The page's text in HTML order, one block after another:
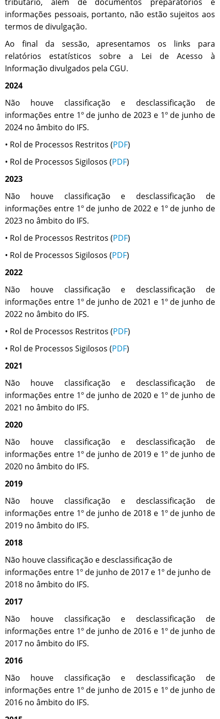
informações pessoais, portanto, não estão sujeitos aos
termos de divulgação.
Ao final da sessão, apresentamos os links para
relatórios estatísticos sobre a Lei de Acesso à
Informação divulgados pela CGU.
2024
Não houve classificação e desclassificação de
informações entre 1º de junho de 2023 e 1º de junho de
2024 no âmbito do IFS.
• Rol de Processos Restritos (PDF)
• Rol de Processos Sigilosos (PDF)
2023
Não houve classificação e desclassificação de
informações entre 1º de junho de 2022 e 1º de junho de
2023 no âmbito do IFS.
• Rol de Processos Restritos (PDF)
• Rol de Processos Sigilosos (PDF)
2022
Não houve classificação e desclassificação de
informações entre 1º de junho de 2021 e 1º de junho de
2022 no âmbito do IFS.
• Rol de Processos Restritos (PDF)
• Rol de Processos Sigilosos (PDF)
2021
Não houve classificação e desclassificação de
informações entre 1º de junho de 2020 e 1º de junho de
2021 no âmbito do IFS.
2020
Não houve classificação e desclassificação de
informações entre 1º de junho de 2019 e 1º de junho de
2020 no âmbito do IFS.
2019
Não houve classificação e desclassificação de
informações entre 1º de junho de 2018 e 1º de junho de
2019 no âmbito do IFS.
2018
Não houve classificação e desclassificação de
informações entre 1º de junho de 2017 e 1º de junho de
2018 no âmbito do IFS.
2017
Não houve classificação e desclassificação de
informações entre 1º de junho de 2016 e 1º de junho de
2017 no âmbito do IFS.
2016
Não houve classificação e desclassificação de
informações entre 1º de junho de 2015 e 1º de junho de
2016 no âmbito do IFS.